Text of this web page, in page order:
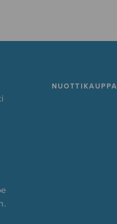
NUOTTIKAUPPA